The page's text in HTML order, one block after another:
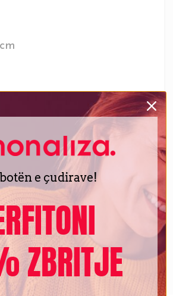
ADD TO BASKET
Add to wishlist
& Tenxhere
e çudirave!
ZBRITJE